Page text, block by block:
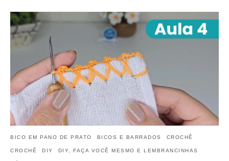
BICO EM PANO DE PRATO BICOS E BARRADOS CROCHÊ
CROCHÊ DIY DIY, FAÇA VOCÊ MESMO E LEMBRANCINHAS